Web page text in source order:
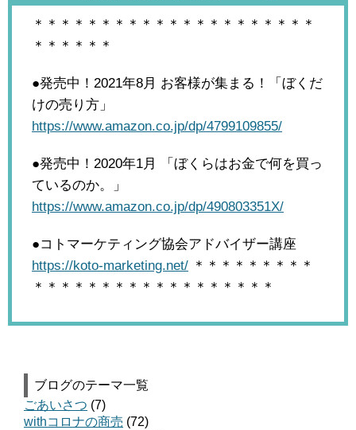
＊＊＊＊＊＊＊＊＊＊＊＊＊＊＊＊＊＊＊＊＊
＊＊＊＊＊＊
●発売中！2021年8月 お客様が集まる！「ぼくだ
けの売り方」
https://www.amazon.co.jp/dp/4799109855/
●発売中！2020年1月
「ぼくらはお金で何を買っ
ているのか。」
https://www.amazon.co.jp/dp/490803351X/
●コトマーケティング協会アドバイザー講座
https://koto-marketing.net/ ＊＊＊＊＊＊＊＊＊
＊＊＊＊＊＊＊＊＊＊＊＊＊＊＊＊＊＊
ブログのテーマ一覧
ごあいさつ (7)
withコロナの商売 (72)